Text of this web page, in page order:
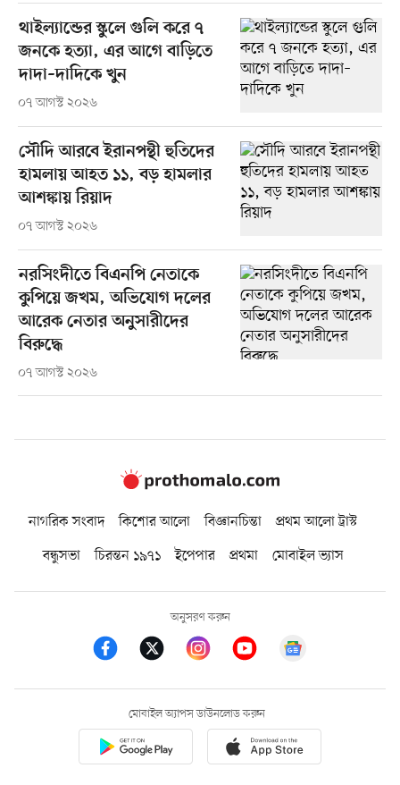
থাইল্যান্ডের স্কুলে গুলি করে ৭
জনকে হত্যা, এর আগে বাড়িতে
দাদা–দাদিকে খুন
০৭ আগস্ট ২০২৬
সৌদি আরবে ইরানপন্থী হুতিদের
হামলায় আহত ১১, বড় হামলার
আশঙ্কায় রিয়াদ
০৭ আগস্ট ২০২৬
নরসিংদীতে বিএনপি নেতাকে
কুপিয়ে জখম, অভিযোগ দলের
আরেক নেতার অনুসারীদের
বিরুদ্ধে
০৭ আগস্ট ২০২৬
নাগরিক সংবাদ কিশোর আলো বিজ্ঞানচিন্তা
প্রথম আলো ট্রাস্ট
বন্ধুসভা
চিরন্তন ১৯৭১ ইপেপার প্রথমা মোবাইল ভ্যাস
অনুসরণ করুন
মোবাইল অ্যাপস ডাউনলোড করুন